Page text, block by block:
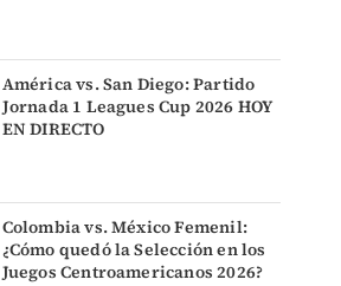
América vs. San Diego: Partido
Jornada 1 Leagues Cup 2026 HOY
EN DIRECTO
Colombia vs. México Femenil:
¿Cómo quedó la Selección en los
Juegos Centroamericanos 2026?